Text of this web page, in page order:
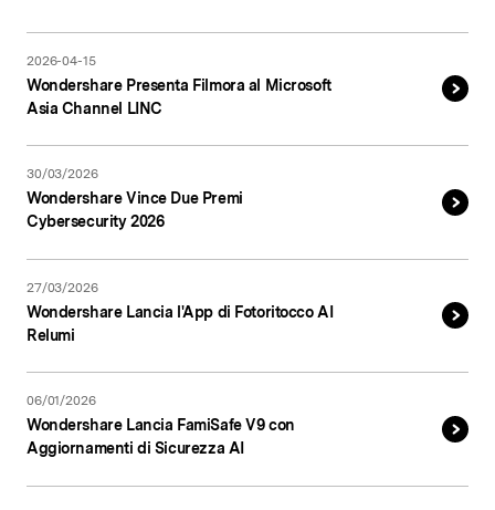
2026-04-15
Wondershare Presenta Filmora al Microsoft
Asia Channel LINC
30/03/2026
Wondershare Vince Due Premi
Cybersecurity 2026
27/03/2026
Wondershare Lancia l'App di Fotoritocco AI
Relumi
06/01/2026
Wondershare Lancia FamiSafe V9 con
Aggiornamenti di Sicurezza AI